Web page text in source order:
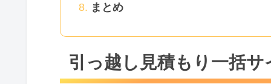
まとめ
引っ越し見積もり一括サ